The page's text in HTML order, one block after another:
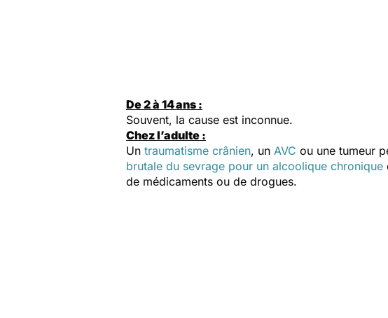
De 2 à 14 ans :
Souvent, la cause est inconnue.
Chez l’adulte :
Un traumatisme crânien, un AVC ou une tumeur
brutale du sevrage pour un alcoolique chronique
de médicaments ou de drogues.